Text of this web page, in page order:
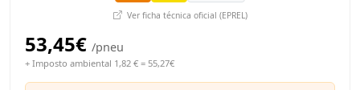
Ver ficha técnica oficial (EPREL)
53,45€ /pneu
+ Imposto ambiental 1,82 € = 55,27€